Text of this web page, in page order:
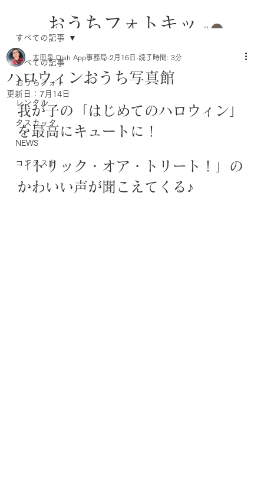
おうちフォトキッ
トのレンタル
すべての記事
おうちフォト
レンタル
タスカッタ
NEWS
コンテスト
すべての記事
ハロウィンおうち写真館
太田泉 Dish App事務局 2月16日 読了時間: 3分
更新日： 7月14日
我が子の「はじめてのハロウィン」
を最高にキュートに！
「トリック・オア・トリート！」の
かわいい声が聞こえてくる♪